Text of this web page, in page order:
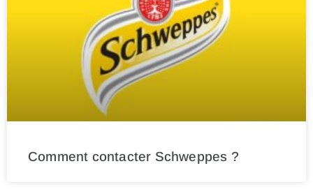
Comment contacter Schweppes ?